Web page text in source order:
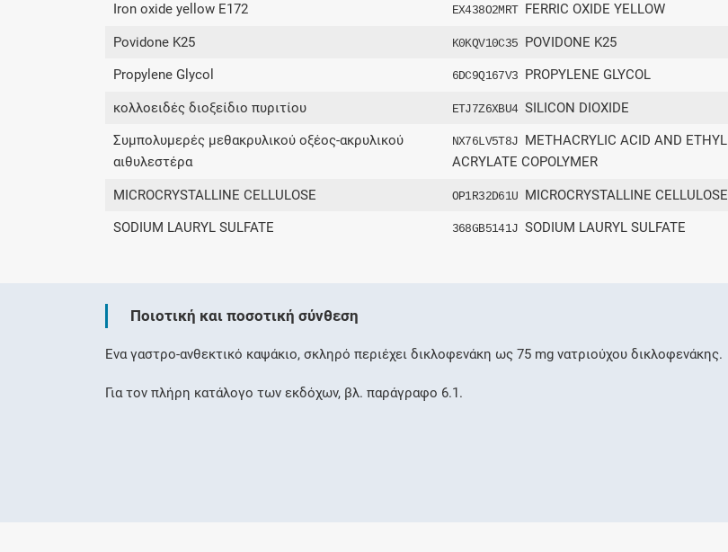
Iron oxide yellow E172 EX438O2MRT FERRIC OXIDE YELLOW
Povidone K25 K0KQV10C35 POVIDONE K25
Propylene Glycol 6DC9Q167V3 PROPYLENE GLYCOL
κολλοειδές διοξείδιο πυριτίου ETJ7Z6XBU4 SILICON DIOXIDE
Συμπολυμερές μεθακρυλικού οξέος-ακρυλικού
αιθυλεστέρα
NX76LV5T8J
METHACRYLIC ACID AND ETHYL
ACRYLATE COPOLYMER
MICROCRYSTALLINE CELLULOSE OP1R32D61U MICROCRYSTALLINE CELLULOSE
SODIUM LAURYL SULFATE 368GB5141J SODIUM LAURYL SULFATE
Ποιοτική και ποσοτική σύνθεση
Ένα γαστρο-ανθεκτικό καψάκιο, σκληρό περιέχει δικλοφενάκη ως 75 mg νατριούχου δικλοφενάκης.
Για τον πλήρη κατάλογο των εκδόχων, βλ. παράγραφο 6.1.